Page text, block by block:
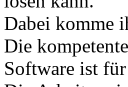
Dabei komme
Die
Software ist